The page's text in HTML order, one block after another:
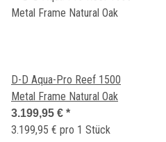
D-D Aqua-Pro Reef 1500
Metal Frame Natural Oak
3.199,95 € *
3.199,95 € pro 1 Stück